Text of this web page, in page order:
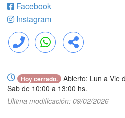
Facebook
Instagram
Llamar WhatsApp Compartir
Hoy cerrado.
Abierto: Lun a Vie
Sab de 10:00 a 13:00 hs.
Ultima modificación: 09/02/2026